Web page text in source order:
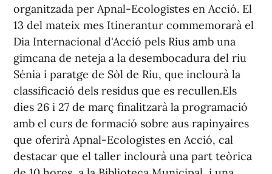
organitzada per Apnal-Ecologistes en Acció. El
13 del mateix mes Itinerantur commemorarà el
Dia Internacional d'Acció pels Rius amb una
gimcana de neteja a la desembocadura del riu
Sénia i paratge de Sòl de Riu, que inclourà la
classificació dels residus que es recullen.Els
dies 26 i 27 de març finalitzarà la programació
amb el curs de formació sobre aus rapinyaires
que oferirà Apnal-Ecologistes en Acció, cal
destacar que el taller inclourà una part teòrica